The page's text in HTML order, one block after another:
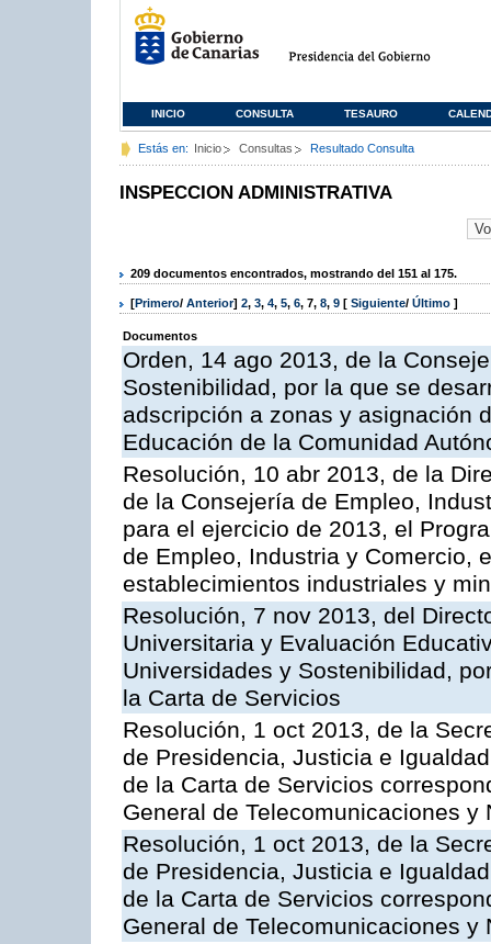
INICIO CONSULTA TESAURO
Estás en: Inicio Consultas Resultado Consulta
INSPECCION ADMINISTRATIVA
209 documentos encontrados, mostrando del 151 al 175.
[Primero/ Anterior] 2, 3, 4, 5, 6, 7, 8, 9 [ Siguiente/ Último ]
Documentos
Orden, 14 ago 2013, de la
Sostenibilidad, por la que se
adscripción a zonas y asignación
Educación de la Comunidad
Resolución, 10 abr 2013, de la
de la Consejería de Empleo,
para el ejercicio de 2013, el
de Empleo, Industria y Comercio,
establecimientos industriales y
Resolución, 7 nov 2013, del
Universitaria y Evaluación
Universidades y Sostenibilidad,
la Carta de Servicios
Resolución, 1 oct 2013, de la
de Presidencia, Justicia e
de la Carta de Servicios
General de Telecomunicaciones y
Resolución, 1 oct 2013, de la
de Presidencia, Justicia e
de la Carta de Servicios
General de Telecomunicaciones y